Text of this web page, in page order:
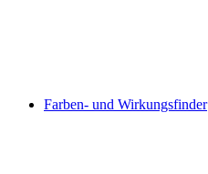
Farben- und Wirkungsfinder